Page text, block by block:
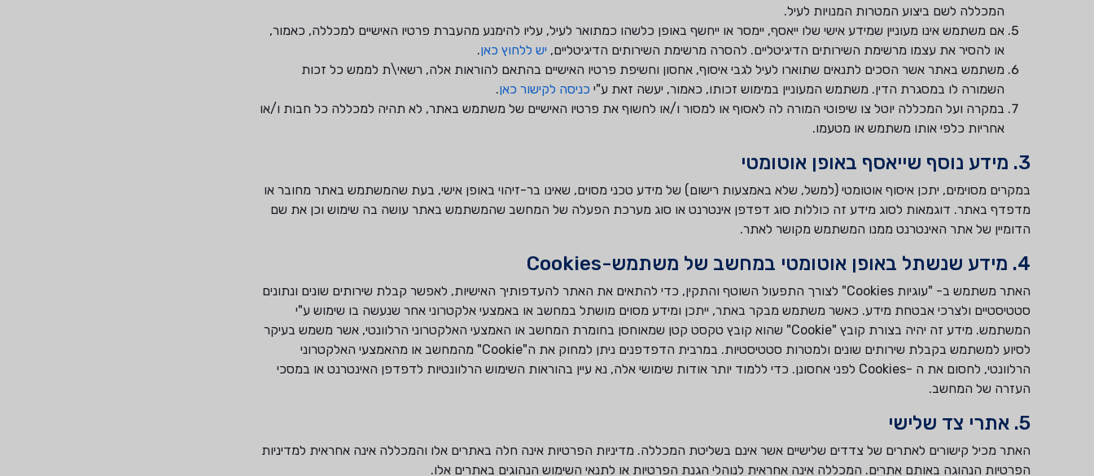
המכללה לשם ביצוע המטרות המנויות לעיל.
אם משתמש אינו מעוניין שמידע אישי שלו ייאסף, יימסר או ייחשף באופן כלשהו כמתואר לעיל, עליו להימנע מהעברת פרטיו האישיים למכללה, כאמור,
או להסיר את עצמו מרשימת השירותים הדיגיטליים. להסרה מרשימת השירותים הדיגיטליים, יש ללחוץ כאן.
משתמש באתר אשר הסכים לתנאים שתוארו לעיל לגבי איסוף, אחסון וחשיפת פרטיו האישיים בהתאם להוראות אלה, רשאי\ת לממש כל זכות
השמורה לו במסגרת הדין. משתמש המעוניין במימוש זכותו, כאמור, יעשה זאת ע"י כניסה לקישור כאן.
במקרה ועל המכללה יוטל צו שיפוטי המורה לה לאסוף או למסור ו/או לחשוף את פרטיו האישיים של משתמש באתר, לא תהיה למכללה כל חבות ו/או
אחריות כלפי אותו משתמש או מטעמו.
3. מידע נוסף שייאסף באופן אוטומטי
במקרים מסוימים, יתכן איסוף אוטומטי (למשל, שלא באמצעות רישום) של מידע טכני מסוים, שאינו בר-זיהוי באופן אישי, בעת שהמשתמש באתר מחובר או
מדפדף באתר. דוגמאות לסוג מידע זה כוללות סוג דפדפן אינטרנט או סוג מערכת הפעלה של המחשב שהמשתמש באתר עושה בה שימוש וכן את שם
הדומיין של אתר האינטרנט ממנו המשתמש מקושר לאתר.
4. מידע שנשתל באופן אוטומטי במחשב של משתמש-Cookies
האתר משתמש ב- "עוגיות Cookies" לצורך התפעול השוטף והתקין, כדי להתאים את האתר להעדפותיך האישיות, לאפשר קבלת שירותים שונים ונתונים
סטטיסטיים ולצרכי אבטחת מידע. כאשר משתמש מבקר באתר, ייתכן ומידע מסוים מושתל במחשב או באמצעי אלקטרוני אחר שנעשה בו שימוש ע"י
המשתמש. מידע זה יהיה בצורת קובץ "Cookie" שהוא קובץ טקסט קטן שמאוחסן בחומרת המחשב או האמצעי האלקטרוני הרלוונטי, אשר משמש בעיקר
לסיוע למשתמש בקבלת שירותים שונים ולמטרות סטטיסטיות. במרבית הדפדפנים ניתן למחוק את ה"Cookie" מהמחשב או מהאמצעי האלקטרוני
הרלוונטי, לחסום את ה -Cookies לפני אחסונן. כדי ללמוד יותר אודות שימושי אלה, נא עיין בהוראות השימוש הרלוונטיות לדפדפן האינטרנט או במסכי
העזרה של המחשב.
5. אתרי צד שלישי
האתר מכיל קישורים לאתרים של צדדים שלישיים אשר אינם בשליטת המכללה. מדיניות הפרטיות אינה חלה באתרים אלו והמכללה אינה אחראית למדיניות
הפרטיות הנהוגה באותם אתרים. המכללה אינה אחראית לנוהלי הגנת הפרטיות או לתנאי השימוש הנהוגים באתרים אלו.